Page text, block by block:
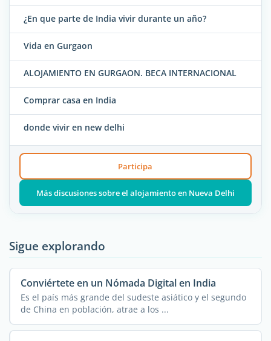
¿En que parte de India vivir durante un año?
Vida en Gurgaon
ALOJAMIENTO EN GURGAON. BECA INTERNACIONAL
Comprar casa en India
donde vivir en new delhi
Participa
Más discusiones sobre el alojamiento en Nueva Delhi
Sigue explorando
Conviértete en un Nómada Digital en India
Es el país más grande del sudeste asiático y el segundo
de China en población, atrae a los ...